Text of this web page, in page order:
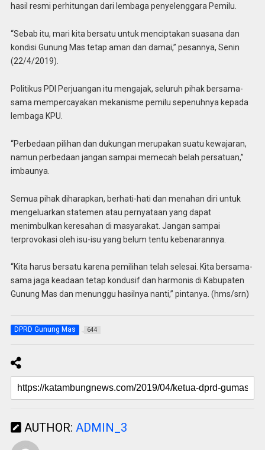
hasil resmi perhitungan dari lembaga penyelenggara Pemilu.
“Sebab itu, mari kita bersatu untuk menciptakan suasana dan
kondisi Gunung Mas tetap aman dan damai,” pesannya, Senin
(22/4/2019).
Politikus PDI Perjuangan itu mengajak, seluruh pihak bersama-
sama mempercayakan mekanisme pemilu sepenuhnya kepada
lembaga KPU.
“Perbedaan pilihan dan dukungan merupakan suatu kewajaran,
namun perbedaan jangan sampai memecah belah persatuan,”
imbaunya.
Semua pihak diharapkan, berhati-hati dan menahan diri untuk
mengeluarkan statemen atau pernyataan yang dapat
menimbulkan keresahan di masyarakat. Jangan sampai
terprovokasi oleh isu-isu yang belum tentu kebenarannya.
“Kita harus bersatu karena pemilihan telah selesai. Kita bersama-
sama jaga keadaan tetap kondusif dan harmonis di Kabupaten
Gunung Mas dan menunggu hasilnya nanti,” pintanya. (hms/srn)
DPRD Gunung Mas 644
AUTHOR: ADMIN_3